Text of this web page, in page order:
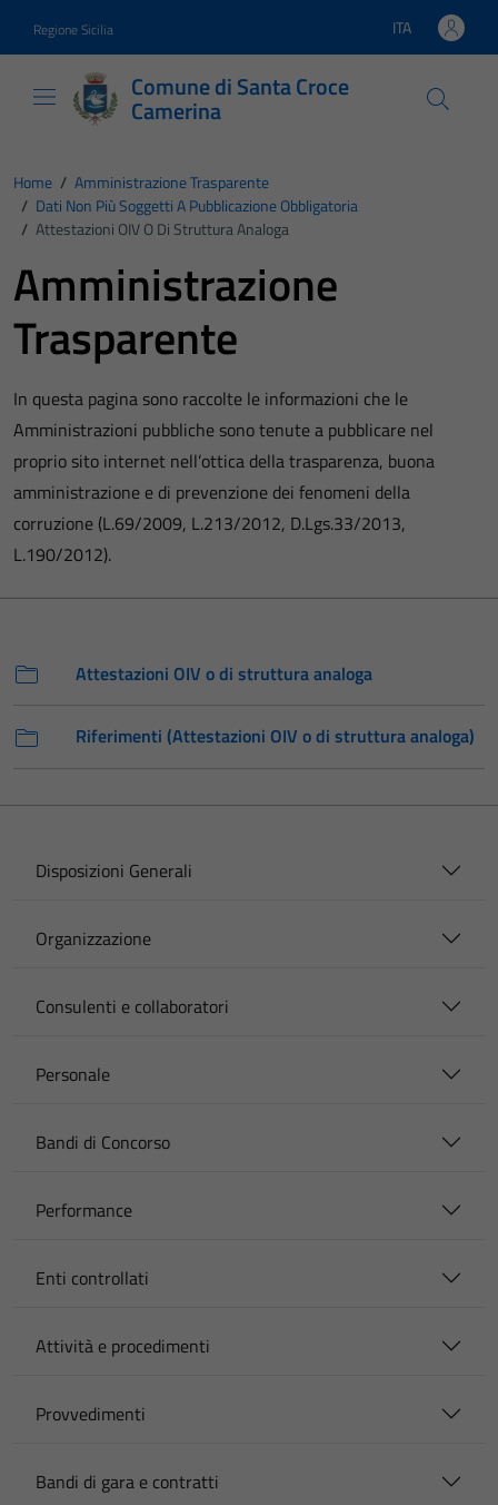
Regione Sicilia Lingua attiva:
ITA
Comune di Santa Croce
Camerina
Home / Amministrazione Trasparente
/ Dati Non Più Soggetti A Pubblicazione Obbligatoria
/ Attestazioni OIV O Di Struttura Analoga
Amministrazione
Trasparente
In questa pagina sono raccolte le informazioni che le
Amministrazioni pubbliche sono tenute a pubblicare nel
proprio sito internet nell’ottica della trasparenza, buona
amministrazione e di prevenzione dei fenomeni della
corruzione (L.69/2009, L.213/2012, D.Lgs.33/2013,
L.190/2012).
Attestazioni OIV o di struttura analoga
Riferimenti (Attestazioni OIV o di struttura analoga)
Disposizioni Generali
Organizzazione
Consulenti e collaboratori
Personale
Bandi di Concorso
Performance
Enti controllati
Attività e procedimenti
Provvedimenti
Bandi di gara e contratti